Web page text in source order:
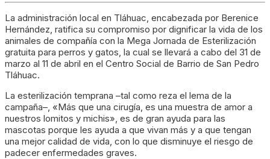
La administración local en Tláhuac, encabezada por Berenice
Hernández, ratifica su compromiso por dignificar la vida de los
animales de compañía con la Mega Jornada de Esterilización
gratuita para perros y gatos, la cual se llevará a cabo del 31 de
marzo al 11 de abril en el Centro Social de Barrio de San Pedro
Tláhuac.
La esterilización temprana –tal como reza el lema de la
campaña–, «Más que una cirugía, es una muestra de amor a
nuestros lomitos y michis», es de gran ayuda para las
mascotas porque les ayuda a que vivan más y a que tengan
una mejor calidad de vida, con lo que disminuye el riesgo de
padecer enfermedades graves.